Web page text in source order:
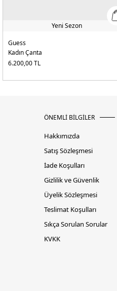
Yeni Sezon
Guess
Kadın Çanta
6.200,00TL
ÖNEMLİ BİLGİLER
Hakkımızda
Satış Sözleşmesi
İade Koşulları
Gizlilik ve Güvenlik
Üyelik Sözleşmesi
Teslimat Koşulları
Sıkça Sorulan Sorular
KVKK